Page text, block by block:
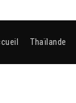
Thaïlande